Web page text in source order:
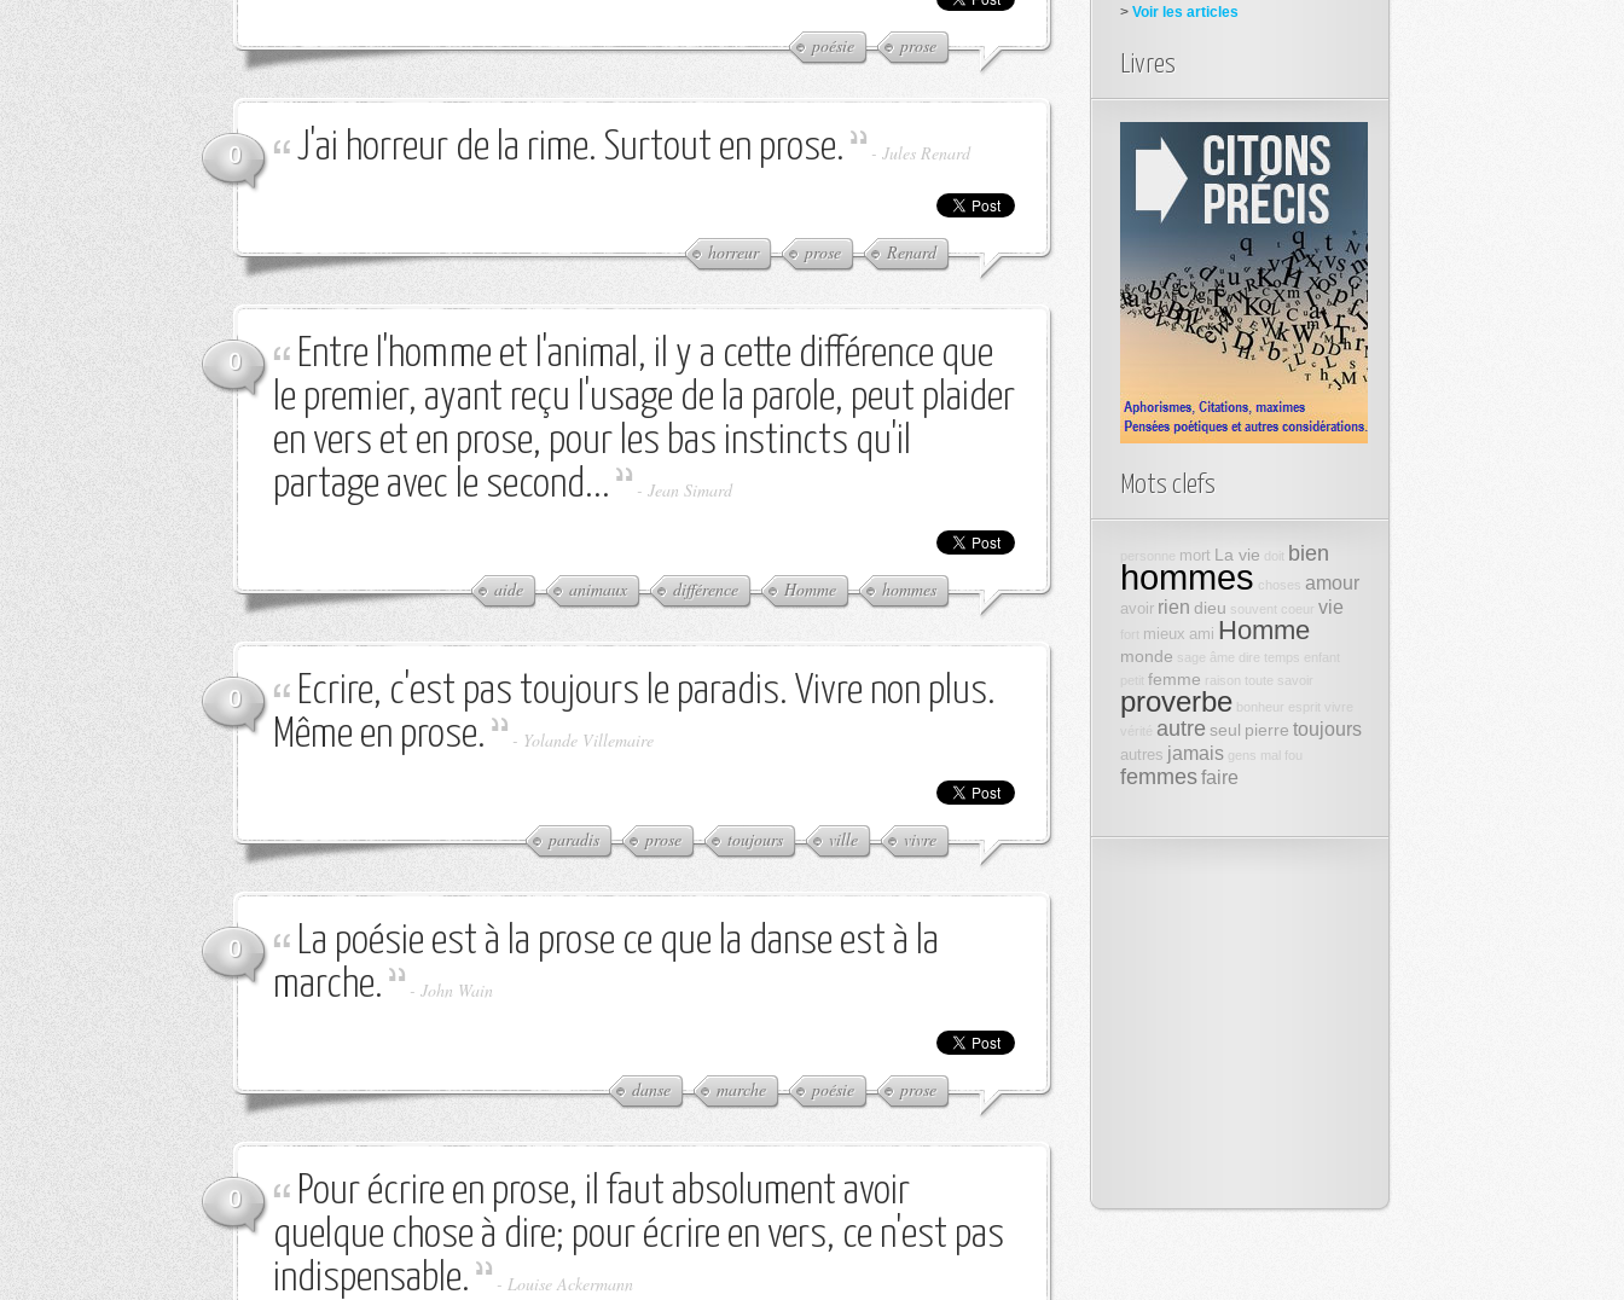
poésie prose
0 J'ai horreur de la rime. Surtout en prose. - Jules Renard
horreur prose Renard
0
Entre l'homme et l'animal, il y a cette différence que
le premier, ayant reçu l'usage de la parole, peut plaider
en vers et en prose, pour les bas instincts qu'il
partage avec le second...
- Jean Simard
aide animaux différence Homme hommes
0
Ecrire, c'est pas toujours le paradis. Vivre non plus.
Même en prose.
- Yolande Villemaire
paradis prose toujours ville vivre
0
La poésie est à la prose ce que la danse est à la
marche.
- John Wain
danse marche poésie prose
0
Pour écrire en prose, il faut absolument avoir
quelque chose à dire; pour écrire en vers, ce n'est pas
indispensable.
- Louise Ackermann
> Voir les articles
Livres
Mots clefs
mort La vie doit bien
hommes choses amour
avoir rien dieu souvent coeur vie
mieux ami Homme
monde sage âme dire temps
enfant
femme raison toute savoir
proverbe bonheur esprit
autre seul pierre toujours
autres jamais gens mal fou
femmesfaire